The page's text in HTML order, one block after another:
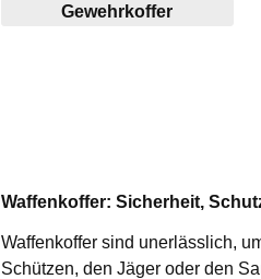
Gewehrkoffer
Waffenkoffer: Sicherheit,
Waffenkoffer sind unerlässlich,
Schützen, den Jäger oder den